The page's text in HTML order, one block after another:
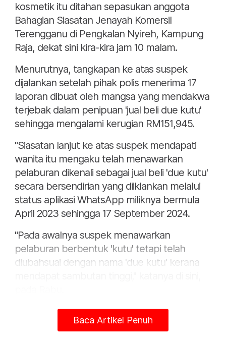
kosmetik itu ditahan sepasukan anggota
Bahagian Siasatan Jenayah Komersil
Terengganu di Pengkalan Nyireh, Kampung
Raja, dekat sini kira-kira jam 10 malam.
Menurutnya, tangkapan ke atas suspek
dijalankan setelah pihak polis menerima 17
laporan dibuat oleh mangsa yang mendakwa
terjebak dalam penipuan 'jual beli due kutu'
sehingga mengalami kerugian RM151,945.
"Siasatan lanjut ke atas suspek mendapati
wanita itu mengaku telah menawarkan
pelaburan dikenali sebagai jual beli 'due kutu'
secara bersendirian yang diiklankan melalui
status aplikasi WhatsApp miliknya bermula
April 2023 sehingga 17 September 2024.
"Pada awalnya suspek menawarkan
pelaburan berbentuk 'kutu' tetapi telah
diubahsuai dengan nama 'due kutu' kerana
Abdul Rozak berkata, jumlah keuntungan
ditawarkan suspek ditentukan sendiri
Baca Artikel Penuh